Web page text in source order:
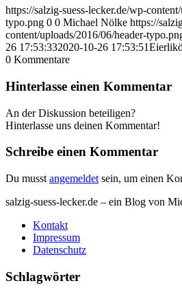
https://salzig-suess-lecker.de/wp-
typo.png 0 0 Michael Nölke https://
content/uploads/2016/06/header-
26 17:53:332020-10-26 17:53:51
0 Kommentare
Hinterlasse einen Kommentar
An der Diskussion beteiligen?
Hinterlasse uns deinen Kommentar!
Schreibe einen Kommentar
Du musst angemeldet sein, um einen
salzig-suess-lecker.de – ein Blog von
Kontakt
Impressum
Datenschutz
Schlagwörter